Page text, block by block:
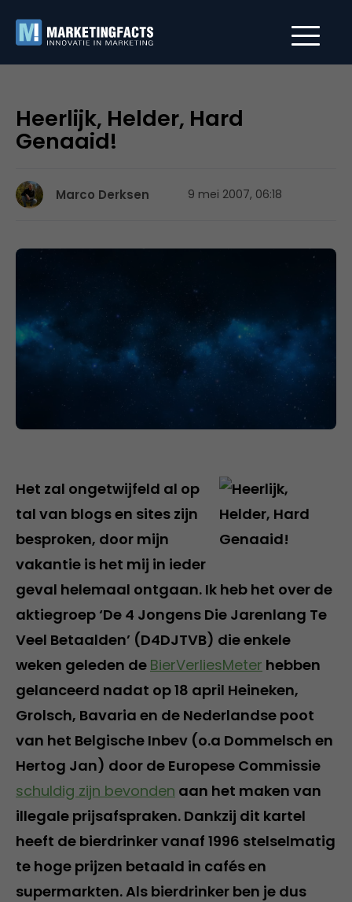
Heerlijk, Helder, Hard
Genaaid!
Marco Derksen 9 mei 2007, 06:18
Het zal ongetwijfeld al op
tal van blogs en sites zijn
besproken, door mijn
vakantie is het mij in ieder
geval helemaal ontgaan. Ik heb het over de
aktiegroep ‘De 4 Jongens Die Jarenlang Te
Veel Betaalden’ (D4DJTVB) die enkele
weken geleden de BierVerliesMeter hebben
gelanceerd nadat op 18 april Heineken,
Grolsch, Bavaria en de Nederlandse poot
van het Belgische Inbev (o.a Dommelsch en
Hertog Jan) door de Europese Commissie
schuldig zijn bevonden aan het maken van
illegale prijsafspraken. Dankzij dit kartel
heeft de bierdrinker vanaf 1996 stelselmatig
te hoge prijzen betaald in cafés en
supermarkten. Als bierdrinker ben je dus